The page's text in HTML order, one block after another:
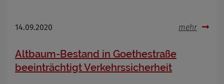
14.09.2020 mehr
Altbaum-Bestand in Goethestraße
beeinträchtigt Verkehrssicherheit